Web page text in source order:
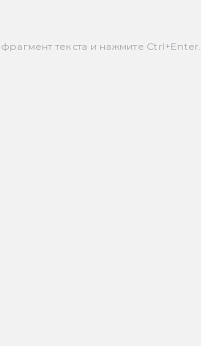
текста и нажмите Ctrl+Enter.